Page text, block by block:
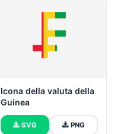
Icona della valuta della
Guinea
SVG PNG